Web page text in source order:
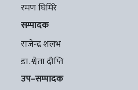
रमण घिमिरे
सम्पादक
राजेन्द्र शलभ
डा. श्वेता दीप्ति
उप–सम्पादक